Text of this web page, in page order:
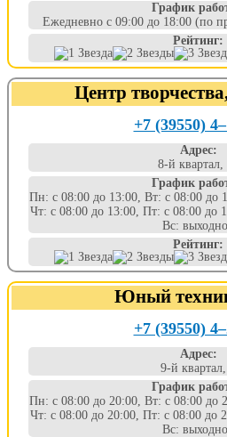
График
Ежедневно с 09:00 до 18:00 (по
Рейтинг:
Центр
+7 (39550)
Адрес:
8-й квартал,
График
Пн: с 08:00 до 13:00, Вт: с 08:00 до
Чт: с 08:00 до 13:00, Пт: с 08:00 до
Вс:
Рейтинг:
Юный
+7 (39550)
Адрес:
9-й
График
Пн: с 08:00 до 20:00, Вт: с 08:00 до
Чт: с 08:00 до 20:00, Пт: с 08:00 до
Вс: